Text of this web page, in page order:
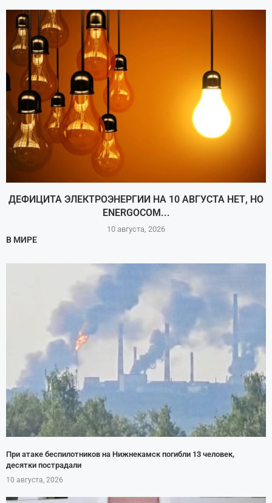
ДЕФИЦИТА ЭЛЕКТРОЭНЕРГИИ НА 10 АВГУСТА НЕТ, НО
ENERGOCOM...
10 августа, 2026
В МИРЕ
При атаке беспилотников на Нижнекамск погибли 13 человек,
десятки пострадали
10 августа, 2026